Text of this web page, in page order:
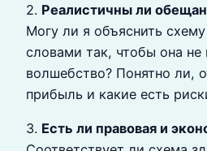
2. Реалистичны ли
Могу ли я объяснить
словами так, чтобы она не
волшебство? Понятно ли,
прибыль и какие есть
3. Есть ли правовая и